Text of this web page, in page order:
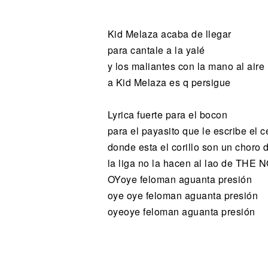
Kid Melaza acaba de llegar
para cantale a la yalé
y los maliantes con la mano al aire
a Kid Melaza es q persigue
Lyrica fuerte para el bocon
para el payasito que le escribe el
donde esta el corillo son un choro
la liga no la hacen al lao de THE
OYoye feloman aguanta presión
oye oye feloman aguanta presión
oyeoye feloman aguanta presión